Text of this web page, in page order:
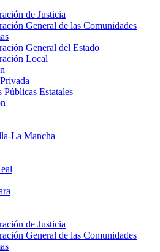
de Justicia
General de las Comunidades
General del Estado
Local
Públicas Estatales
La Mancha
de Justicia
General de las Comunidades